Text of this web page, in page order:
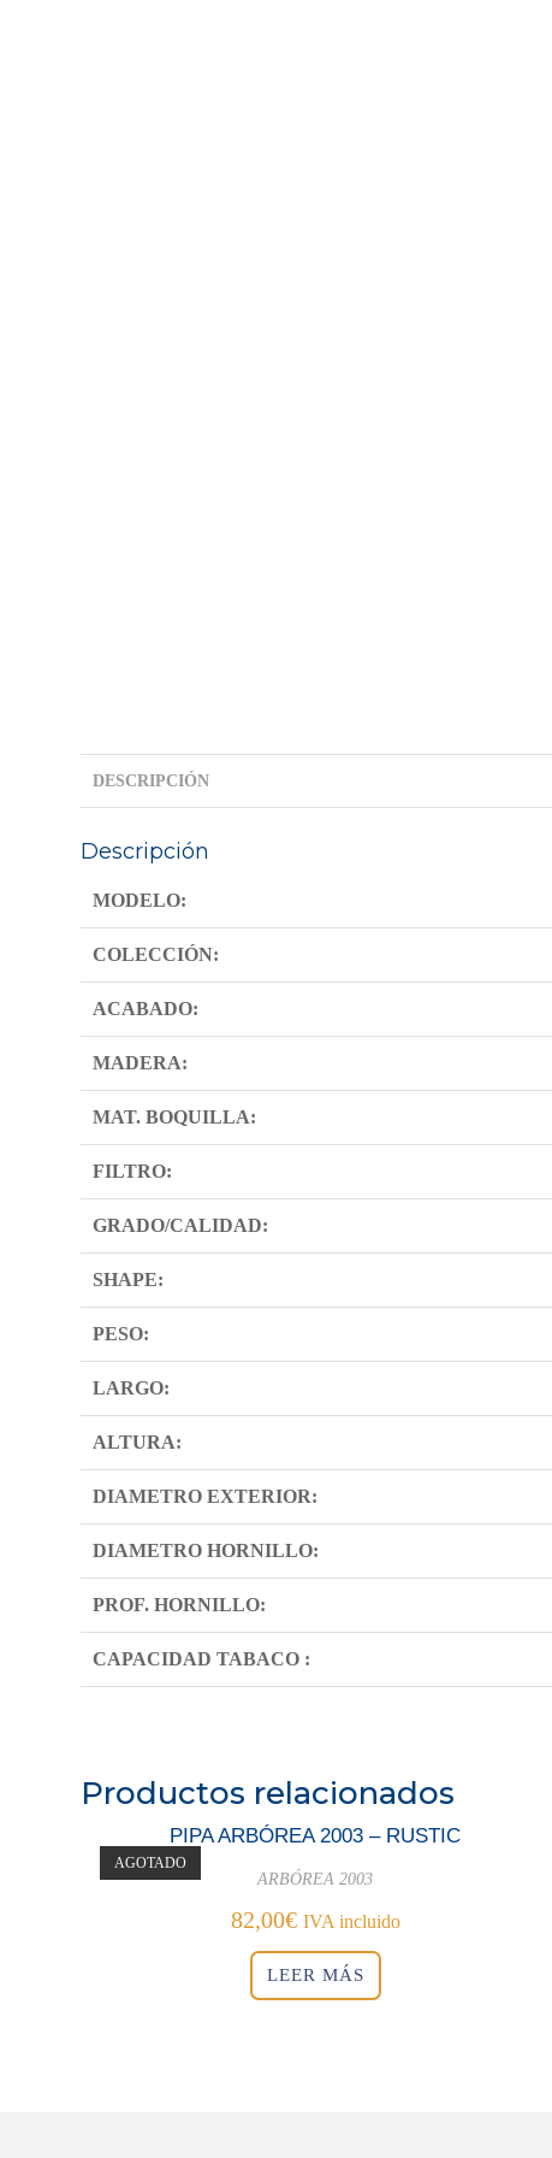
DESCRIPCIÓN
Descripción
MODELO:
COLECCIÓN:
ACABADO:
MADERA:
MAT. BOQUILLA:
FILTRO:
GRADO/CALIDAD:
SHAPE:
PESO:
LARGO:
ALTURA:
DIAMETRO EXTERIOR:
DIAMETRO HORNILLO:
PROF. HORNILLO:
CAPACIDAD TABACO :
Productos relacionados
AGOTADO
PIPA ARBÓREA 2003 – RUSTIC
ARBÓREA 2003
82,00€ IVA incluido
LEER MÁS